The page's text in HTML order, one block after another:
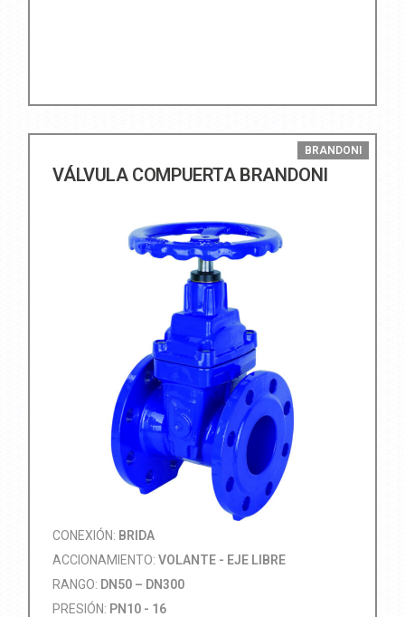
VÁLVULA COMPUERTA BRANDONI
BRANDONI
CONEXIÓN: BRIDA
ACCIONAMIENTO: VOLANTE - EJE LIBRE
RANGO: DN50 – DN300
PRESIÓN: PN10 - 16